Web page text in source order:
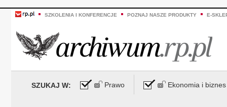
SZKOLENIA I KONFERENCJE POZNAJ NASZE PRODUKTY E-
SZUKAJ W: Prawo Ekonomia i biznes